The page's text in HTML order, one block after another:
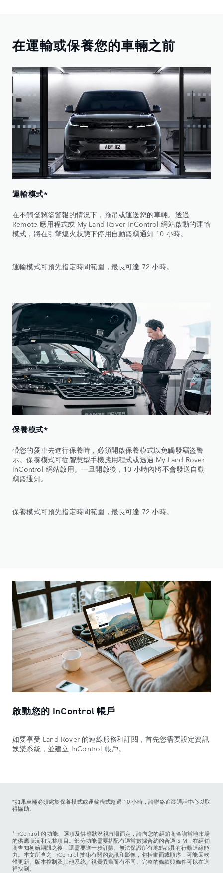
在運輸或保養您的車輛之前
運輸模式*
在不觸發竊盜警報的情況下，拖吊或運送您的車輛。透過
Remote 應用程式或 My Land Rover InControl 網站啟動的運輸
模式，將在引擎熄火狀態下停用自動盜竊通知 10 小時。
運輸模式可預先指定時間範圍，最長可達 72 小時。
保養模式*
帶您的愛車去進行保養時，必須開啟保養模式以免觸發竊盜警
示。保養模式可從智慧型手機應用程式或透過 My Land Rover
InControl 網站啟用。一旦開啟後，10 小時內將不會發送自動
竊盜通知。
保養模式可預先指定時間範圍，最長可達 72 小時。
啟動您的 InControl 帳戶
如要享受 Land Rover 的連線服務和訂閱，首先您需要設定資訊
娛樂系統，並建立 InControl 帳戶。
*如果車輛必須處於保養模式或運輸模式超過 10 小時，請聯絡追蹤通話中心以取
得協助。
1 InControl 的功能、選項及供應狀況視市場而定，請向您的經銷商查詢當地市場
的供應狀況和完整項目。部分功能需要搭配有適當數據合約的合適 SIM，在經銷
商告知初始期限之後，還需要進一步訂購。無法保證所有地點都具有行動連線能
力。本文所含之 InControl 技術有關的資訊和影像，包括畫面或順序，可能因軟
體更新、版本控制及其他系統／視覺異動而有不同。完整的條款與條件可以在這
裡找到。